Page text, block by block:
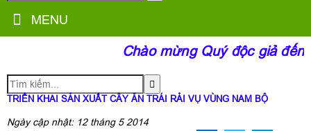
MENU
Chào mừng Quý độc giả đến
TRIỂN KHAI SẢN XUẤT CÂY ĂN TRÁI RẢI VỤ VÙNG NAM BỘ
Ngày cập nhật: 12 tháng 5 2014